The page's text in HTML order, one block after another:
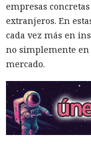
empresas
extranjeros. En
cada vez más en
no simplemente en
mercado.